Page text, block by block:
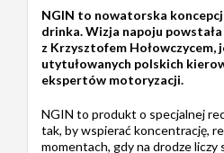
NGIN to nowatorska
drinka. Wizja napoju powstała
z Krzysztofem Hołowczycem,
utytułowanych polskich
ekspertów motoryzacji.
NGIN to produkt o specjalnej
tak, by wspierać koncentrację,
momentach, gdy na drodze liczy